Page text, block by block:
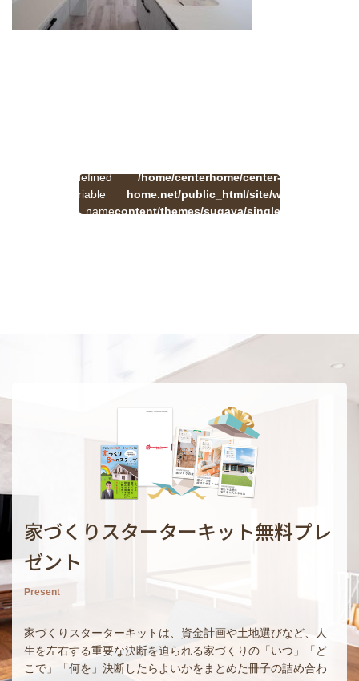
Undefined
variable
$cat_name
/home/centerhome/center-
home.net/public_html/site/wp-
content/themes/sugaya/single.php
家づくりスターターキット無料プレ
ゼント
Present
家づくりスターターキットは、資金計画や土地選びなど、人
生を左右する重要な決断を迫られる家づくりの「いつ」「ど
こで」「何を」決断したらよいかをまとめた冊子の詰め合わ